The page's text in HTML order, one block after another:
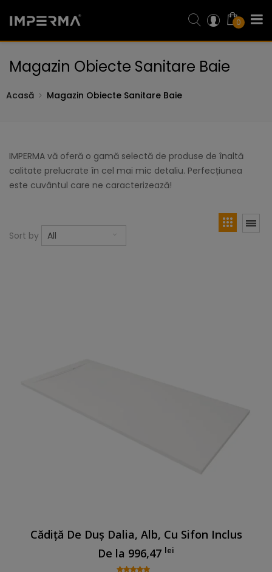
0
Magazin Obiecte Sanitare Baie
Acasă Magazin Obiecte Sanitare Baie
IMPERMA vă oferă o gamă selectă de produse de înaltă
calitate prelucrate în cel mai mic detaliu. Perfecțiunea
este cuvântul care ne caracterizează!
Sort by All
Cădiță De Duș Dalia, Alb, Cu Sifon Inclus
De la 996,47 lei